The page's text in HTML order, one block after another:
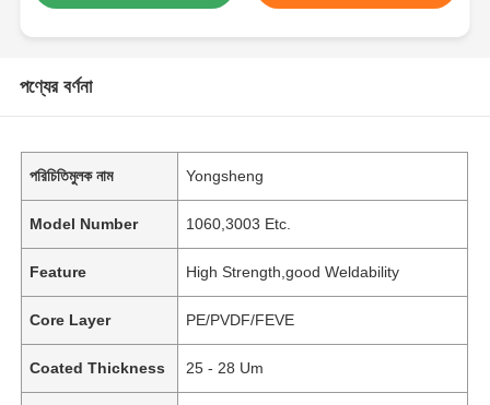
পণ্যের বর্ণনা
পরিচিতিমুলক নাম Yongsheng
Model Number 1060,3003 Etc.
Feature High Strength,good Weldability
Core Layer PE/PVDF/FEVE
Coated Thickness 25 - 28 Um